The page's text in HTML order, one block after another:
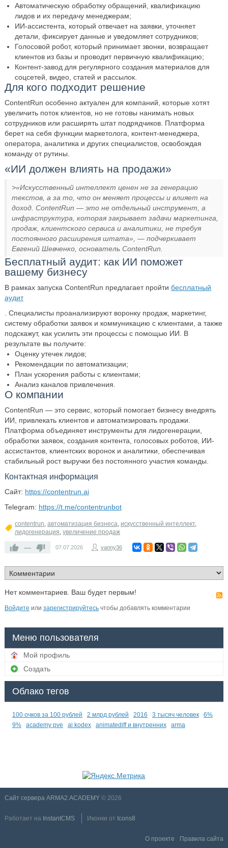
Автоматическую обработку обращений, квалификацию
лидов и их передачу менеджерам;
ИИ-ассистента, который отвечает на заявки, уточняет
детали, фиксирует данные и уведомляет сотрудников;
Голосовой робот, который принимает звонки, возвращает
клиентов из базы и проводит первичную квалификацию;
Контент-завод для регулярного создания материалов для
соцсетей, видео, статей и рассылок.
Для кого подходит решение
ContentRun особенно актуален для компаний, которые хотят
увеличить поток клиентов, но не готовы нанимать новых
сотрудников или расширять штат подрядчиков. Платформа
берет на себя функции маркетолога, контент-менеджера,
оператора, аналитика и других специалистов, освобождая
команду от рутины.
«ИИ должен влиять на продажи»
>«Искусственный интеллект ценен не за генерацию
текстов, а за то, что он меняет процессы и влияет на
доход. ContentRun — это не отдельный инструмент, а
инфраструктура, которая закрывает задачи маркетинга,
продаж, клиентского сервиса и аналитики, не требуя
постоянного расширения штата», — подчеркивает
Евгений Шевченко, основатель ContentRun.
Бесплатный аудит: как ИИ поможет
вашему бизнесу
В рамках запуска ContentRun предлагает пройти бесплатный
аудит
. Специалисты проанализируют воронку продаж, маркетинг,
систему обработки заявок и коммуникацию с клиентами, а также
подскажут, как усилить эти процессы с помощью ИИ. В
результате вы получите:
Оценку утечек лидов;
Рекомендации по автоматизации;
План ускорения работы с клиентами;
Анализ каналов привлечения.
О компании
ContentRun — это сервис, который помогает бизнесу внедрять
ИИ, привлекать клиентов и автоматизировать продажи.
Платформа объединяет инструменты для лидогенерации,
обработки заявок, создания контента, голосовых роботов, ИИ-
ассистантов, клиентских воронок и аналитики, обеспечивая
стабильный рост выручки без постоянного участия команды.
Контактная информация
Сайт: https://contentrun.ai
Telegram: https://t.me/contentrunbot
contentrun, автоматизация бизнеса, искусственный интеллект,
лидогенерация, увеличение продаж
— 07.07.2026 vanny36
Нет комментариев. Ваш будет первым!
Войдите или зарегистрируйтесьчтобы добавлять комментарии
Меню пользователя
Мой профиль
Создать
Облако тегов
100 очков за 100 рублей 2 млрд рублей 2016 3 тысяч человек
6%
9%
academy pve ai kodex animatediff и внутренних arma
Сайт сервера ARMA2.ACADEMY© 2026
Работает на InstantCMS Иконки от Icons8
О проекте Правила сайта